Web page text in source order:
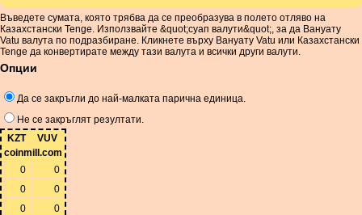
Въведете сумата, която трябва да се преобразува в полето отляво на
Казахстански Tenge. Използвайте &quot;суап валути&quot;, за да Вануату
Vatu валута по подразбиране. Кликнете върху Вануату Vatu или Казахстански
Tenge да конвертирате между тази валута и всички други валути.
Опции
Да се ​​закръгли до най-малката парична единица.
Не се закръглят резултати.
KZT
VUV
coinmill.com
0
0
0
0
0
0